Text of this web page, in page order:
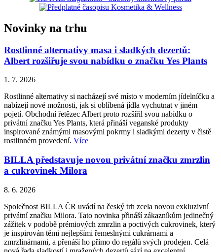
Novinky na trhu
Rostlinné alternativy masa i sladkých dezertů:
Albert rozšiřuje svou nabídku o značku Yes Plants
1. 7. 2026
Rostlinné alternativy si nacházejí své místo v moderním jídelníčku a
nabízejí nové možnosti, jak si oblíbená jídla vychutnat v jiném
pojetí. Obchodní řetězec Albert proto rozšířil svou nabídku o
privátní značku Yes Plants, která přináší veganské produkty
inspirované známými masovými pokrmy i sladkými dezerty v čistě
rostlinném provedení. Více
BILLA představuje novou privátní značku zmrzlin
a cukrovinek Milora
8. 6. 2026
Společnost BILLA ČR uvádí na český trh zcela novou exkluzivní
privátní značku Milora. Tato novinka přináší zákazníkům jedinečný
zážitek v podobě prémiových zmrzlin a poctivých cukrovinek, který
je inspirován těmi nejlepšími řemeslnými cukrárnami a
zmrzlinárnami, a přenáší ho přímo do regálů svých prodejen. Celá